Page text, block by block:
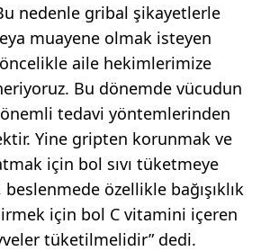
nedenle gribal şikayetlerle
muayene olmak isteyen
öncelikle aile hekimlerimize
Bu dönemde vücudun
tedavi yöntemlerinden
Yine gripten korunmak ve
için bol sıvı tüketmeye
özellikle bağışıklık
için bol C vitamini içeren
tüketilmelidir” dedi.